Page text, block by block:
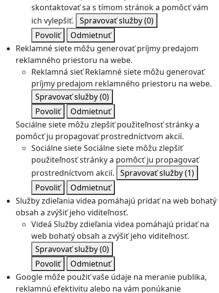
skontaktovať sa s tímom stránok a pomôcť vám
ich vylepšiť. Spravovať služby(0)
Povoliť
Odmietnuť
Reklamné siete môžu generovať príjmy predajom
reklamného priestoru na webe.
Reklamná sieť Reklamné siete môžu generovať
príjmy predajom reklamného priestoru na webe.
Spravovať služby(0)
Povoliť
Odmietnuť
Sociálne siete môžu zlepšiť použiteľnosť stránky a
pomôcť ju propagovať prostredníctvom akcií.
Sociálne sieteSociálne siete môžu zlepšiť
použiteľnosť stránky a pomôcť ju propagovať
prostredníctvom akcií. Spravovať služby(1)
Povoliť
Odmietnuť
Služby zdieľania videa pomáhajú pridať na web bohatý
obsah a zvýšiť jeho viditeľnosť.
Videá Služby zdieľania videa pomáhajú pridať na
web bohatý obsah a zvýšiť jeho viditeľnosť.
Spravovať služby(0)
Povoliť
Odmietnuť
Google môže použiť vaše údaje na meranie publika,
reklamnú efektivitu alebo na vám ponúkanie